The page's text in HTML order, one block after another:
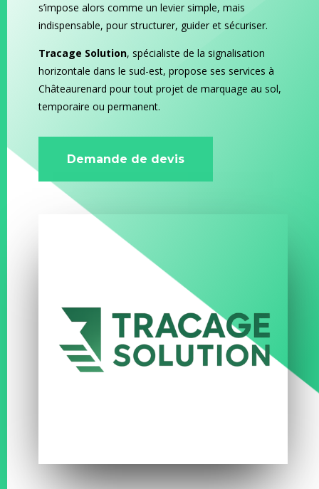
s’impose alors comme un levier simple, mais
indispensable, pour structurer, guider et sécuriser.
Tracage Solution, spécialiste de la signalisation
horizontale dans le sud-est, propose ses services à
Châteaurenard pour tout projet de marquage au sol,
temporaire ou permanent.
Demande de devis